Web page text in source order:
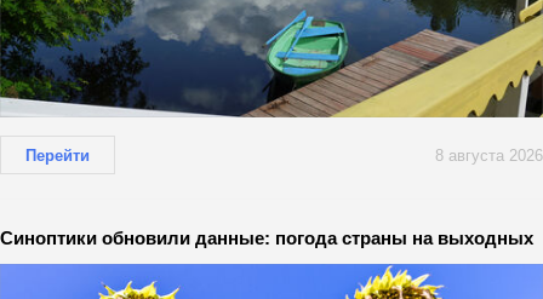
Перейти 8 августа 2026
Синоптики обновили данные: погода страны на выходных